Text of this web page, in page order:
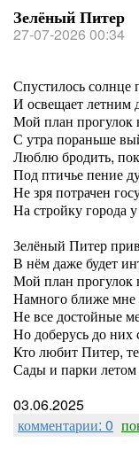
Зелёный Питер
27-07-2026 00:34
Спустилось солнце
И освещает летним
Мой план прогулок
С утра пораньше
Люблю бродить,
Под птичье пение
Не зря потрачен
На стройку города
Зелёный Питер
В нём даже будет
Мой план прогулок
Намного ближе мне
Не все достойные
Но доберусь до них
Кто любит Питер,
Сады и парки
03.06.2025
комментарии: 0